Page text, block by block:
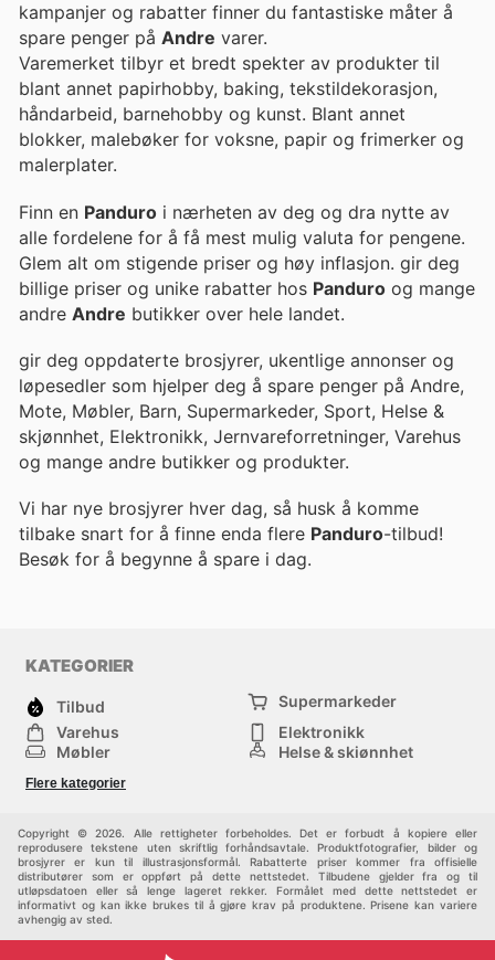
kampanjer og rabatter finner du fantastiske måter å
spare penger på Andre varer.
Varemerket tilbyr et bredt spekter av produkter til
blant annet papirhobby, baking, tekstildekorasjon,
håndarbeid, barnehobby og kunst. Blant annet
blokker, malebøker for voksne, papir og frimerker og
malerplater.
Finn en Panduro i nærheten av deg og dra nytte av
alle fordelene for å få mest mulig valuta for pengene.
Glem alt om stigende priser og høy inflasjon. gir deg
billige priser og unike rabatter hos Panduro og mange
andre Andre butikker over hele landet.
gir deg oppdaterte brosjyrer, ukentlige annonser og
løpesedler som hjelper deg å spare penger på Andre,
Mote, Møbler, Barn, Supermarkeder, Sport, Helse &
skjønnhet, Elektronikk, Jernvareforretninger, Varehus
og mange andre butikker og produkter.
Vi har nye brosjyrer hver dag, så husk å komme
tilbake snart for å finne enda flere Panduro-tilbud!
Besøk for å begynne å spare i dag.
KATEGORIER
Tilbud
Supermarkeder
Varehus
Elektronikk
Møbler
Helse & skjønnhet
Sport
Flere kategorier
Copyright © 2026. Alle rettigheter forbeholdes. Det er forbudt å kopiere eller
reprodusere tekstene uten skriftlig forhåndsavtale. Produktfotografier, bilder og
brosjyrer er kun til illustrasjonsformål. Rabatterte priser kommer fra offisielle
distributører som er oppført på dette nettstedet. Tilbudene gjelder fra og til
utløpsdatoen eller så lenge lageret rekker. Formålet med dette nettstedet er
informativt og kan ikke brukes til å gjøre krav på produktene. Prisene kan variere
avhengig av sted.